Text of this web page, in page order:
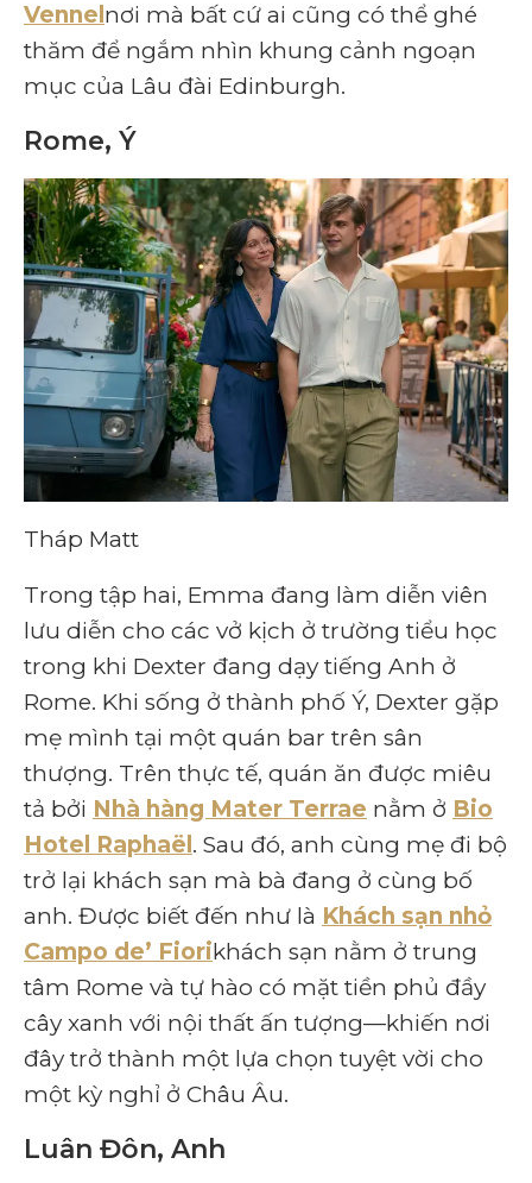
Vennel nơi mà bất cứ ai cũng có thể ghé
thăm để ngắm nhìn khung cảnh ngoạn
mục của Lâu đài Edinburgh.
Rome, Ý
Tháp Matt
Trong tập hai, Emma đang làm diễn viên
lưu diễn cho các vở kịch ở trường tiểu học
trong khi Dexter đang dạy tiếng Anh ở
Rome. Khi sống ở thành phố Ý, Dexter gặp
mẹ mình tại một quán bar trên sân
thượng. Trên thực tế, quán ăn được miêu
tả bởi Nhà hàng Mater Terrae nằm ở Bio
Hotel Raphaël . Sau đó, anh cùng mẹ đi bộ
trở lại khách sạn mà bà đang ở cùng bố
anh. Được biết đến như là Khách sạn nhỏ
Campo de’ Fiorikhách sạn nằm ở trung
tâm Rome và tự hào có mặt tiền phủ đầy
cây xanh với nội thất ấn tượng—khiến nơi
đây trở thành một lựa chọn tuyệt vời cho
một kỳ nghỉ ở Châu Âu.
Luân Đôn, Anh